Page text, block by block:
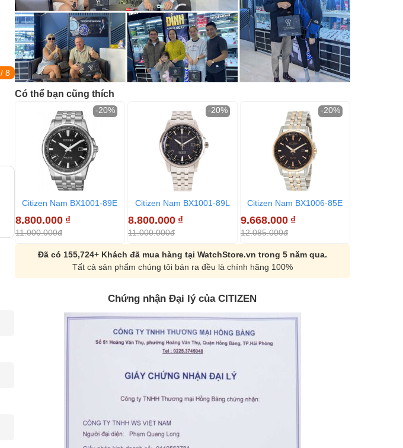
/ 8
Có thể bạn cũng thích
Citizen Nam BX1001-89E
8.800.000 ₫
11.000.000đ
-20%
Citizen Nam BX1001-89L
8.800.000 ₫
11.000.000đ
-20%
Citizen Nam BX1006-85E
9.668.000 ₫
12.085.000đ
-20%
Đã có 155,724+ Khách đã mua hàng tại WatchStore.vn trong 5 năm qua.
Tất cả sản phẩm chúng tôi bán ra đều là chính hãng 100%
Chứng nhận Đại lý của CITIZEN